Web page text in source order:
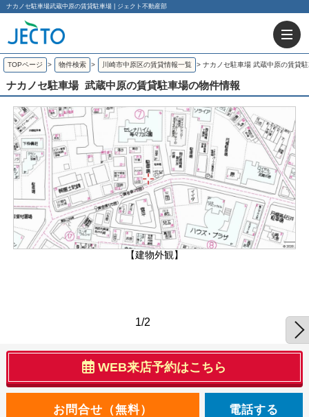
ナカノセ駐車場武蔵中原の賃貸駐車場 | ジェクト不動産部
TOPページ > 物件検索 > 川崎市中原区の賃貸情報一覧 > ナカノセ駐車場 武蔵中原の賃貸
ナカノセ駐車場 武蔵中原の賃貸駐車場の物件情報
【建物外観】
1/2
WEB来店予約はこちら
電話する